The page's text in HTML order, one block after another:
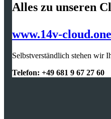
Alles zu unseren
www.14v-
Selbstverständlich stehen wir
Telefon: +49 681 9 67 27 60